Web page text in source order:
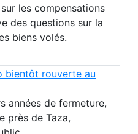
les compensations
des questions sur la
biens volés.
bientôt rouverte au
années de fermeture,
près de Taza,